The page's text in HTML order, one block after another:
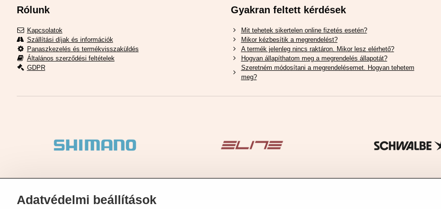
Rólunk
Kapcsolatok
Szállítási díjak és információk
Panaszkezelés és termékvisszaküldés
Általános szerződési feltételek
GDPR
Gyakran feltett kérdések
Mit tehetek sikertelen online fizetés esetén?
Mikor kézbesítik a megrendelést?
A termék jelenleg nincs raktáron. Mikor lesz elérhető?
Hogyan állapíthatom meg a megrendelés állapotát?
Szeretném módosítani a megrendelésemet. Hogyan tehetem
meg?
Adatvédelmi beállítások